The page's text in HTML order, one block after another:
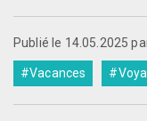
Publié le 14.05.2025
#Vacances